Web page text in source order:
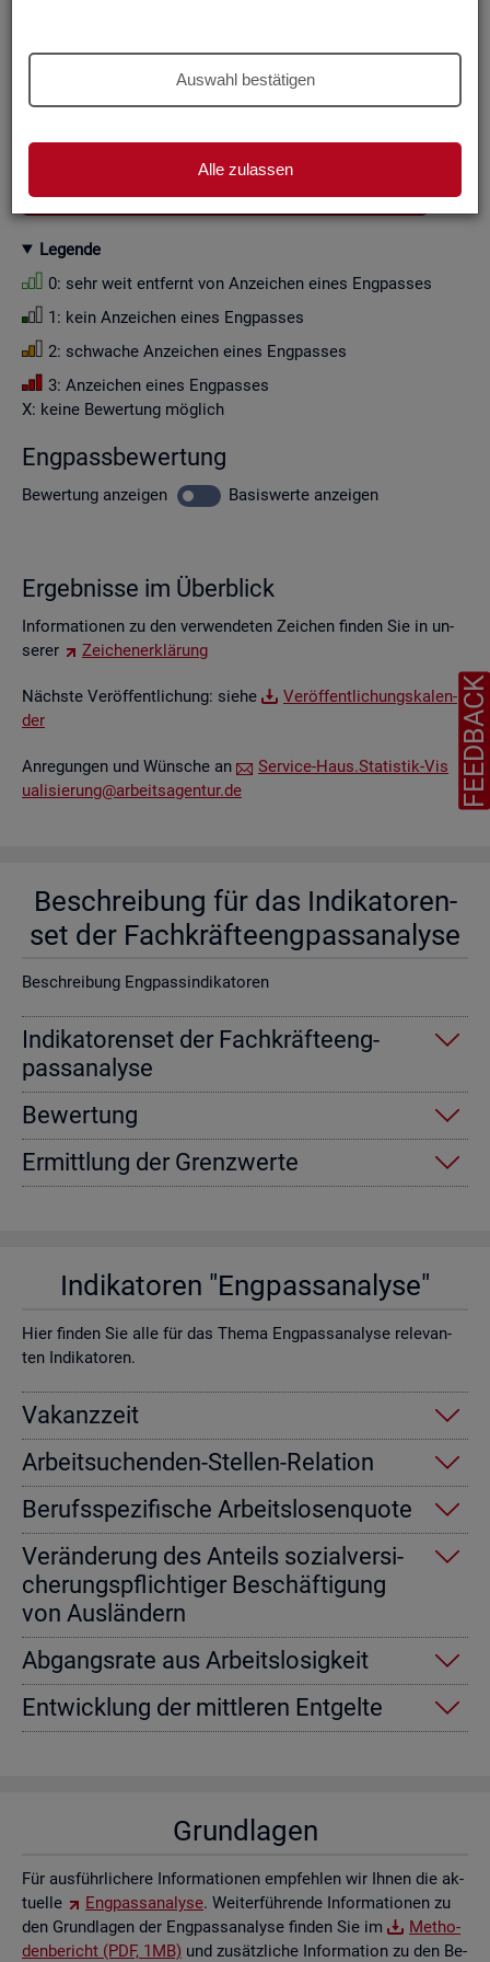
Auswahl bestätigen
Alle zulassen
Zah­len­wer­te i. d. R. auf Viel­fa­che von Zehn ge­run­det (siehe
die Fil­ter­mög­lich­kei­ten und die an­ge­zeig­ten Daten.
GESAMTDOWNLOAD ENGPASSANALYSE ALS CSV
Le­gen­de
0: sehr weit ent­fernt von An­zei­chen eines Eng­pas­ses
1: kein An­zei­chen eines Eng­pas­ses
2: schwa­che An­zei­chen eines Eng­pas­ses
3: An­zei­chen eines Eng­pas­ses
X: keine Be­wer­tung mög­lich
Eng­pass­be­wer­tung
Be­wer­tung an­zei­gen Ba­sis­wer­te an­zei­gen
Er­geb­nis­se im Über­blick
In­for­ma­tio­nen zu den ver­wen­de­ten Zei­chen fin­den Sie in un­
se­rer
Zei­chen­er­klä­rung
Nächs­te Ver­öf­fent­li­chung: siehe
Ver­öf­fent­li­chungs­ka­len­
der
An­re­gun­gen und Wün­sche an
Ser­vice-Haus.​Statistik-​Vis​
uali​sier​ung@​arb​eits​agen​tur.​de
Be­schrei­bung für das In­di­ka­to­ren­
set der Fach­kräf­te­eng­pass­ana­ly­se
Be­schrei­bung Eng­pas­sin­di­ka­to­ren
In­di­ka­to­ren­set der Fach­kräf­te­eng­
pass­ana­ly­se
Be­wer­tung
Er­mitt­lung der Grenz­wer­te
In­di­ka­to­ren "Eng­pass­ana­ly­se"
Hier fin­den Sie alle für das Thema Eng­pass­ana­ly­se re­le­van­
ten In­di­ka­to­ren.
Va­kanz­zeit
Ar­beit­su­chen­den-Stel­len-Re­la­ti­on
Be­rufs­spe­zi­fi­sche Ar­beits­lo­sen­quo­te
Ver­än­de­rung des An­teils so­zi­al­ver­si­
che­rungs­pflich­ti­ger Be­schäf­ti­gung
von Aus­län­dern
Ab­gangs­ra­te aus Ar­beits­lo­sig­keit
Ent­wick­lung der mitt­le­ren Ent­gel­te
Grund­la­gen
Für aus­führ­li­che­re In­for­ma­tio­nen emp­feh­len wir Ihnen die ak­
tu­el­le
Eng­pass­ana­ly­se. Wei­ter­füh­ren­de In­for­ma­tio­nen zu
den Grund­la­gen der Eng­pass­ana­ly­se fin­den Sie im
Me­tho­
den­be­richt (PDF, 1MB) und zu­sätz­li­che In­for­ma­ti­on zu den Be­
FEEDBACK